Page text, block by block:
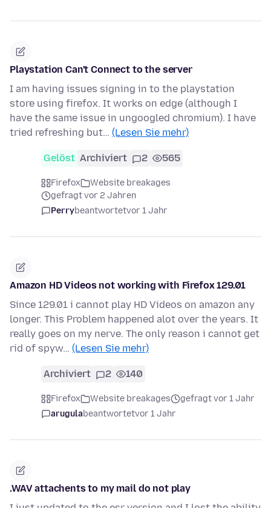
Playstation Can't Connect to the server
I am having issues signing in to the playstation
store using firefox. It works on edge (although I
have the same issue in ungoogled chromium). I have
tried refreshing but… (Lesen Sie mehr)
Gelöst Archiviert 2 565
Firefox
Website breakages
gefragt vor 2 Jahren
Perrybeantwortetvor 1 Jahr
Amazon HD Videos not working with Firefox 129.01
Since 129.01 i cannot play HD Videos on amazon any
longer. This Problem happened alot over the years. It
really goes on my nerve. The only reason i cannot get
rid of spyw… (Lesen Sie mehr)
Archiviert 2 140
Firefox Website breakages
gefragt vor 1 Jahr
arugulabeantwortetvor 1 Jahr
.WAV attachents to my mail do not play